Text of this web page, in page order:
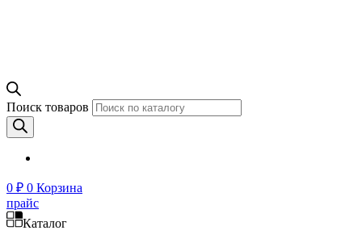
Поиск товаров
0 ₽ 0 Корзина
прайс
Каталог